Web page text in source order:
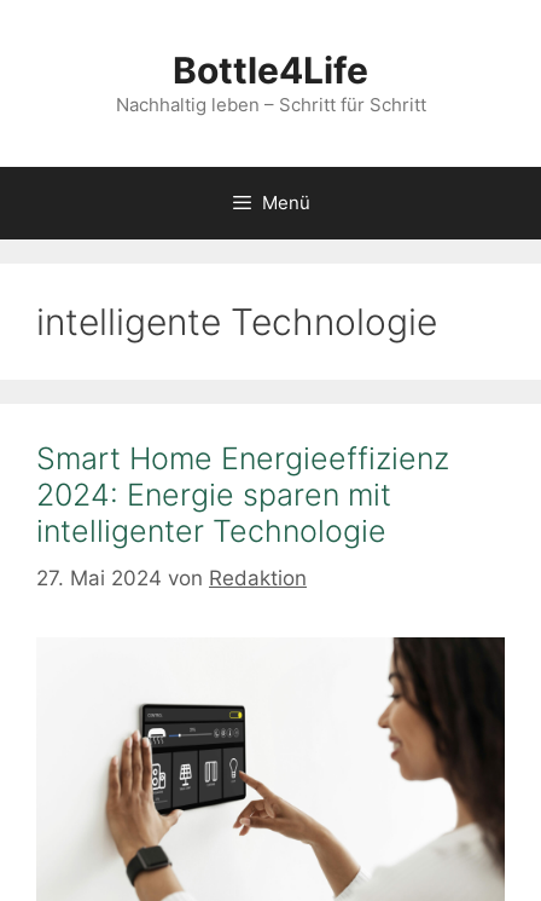
Bottle4Life
Nachhaltig leben – Schritt für Schritt
Menü
intelligente Technologie
Smart Home Energieeffizienz
2024: Energie sparen mit
intelligenter Technologie
27. Mai 2024 von Redaktion